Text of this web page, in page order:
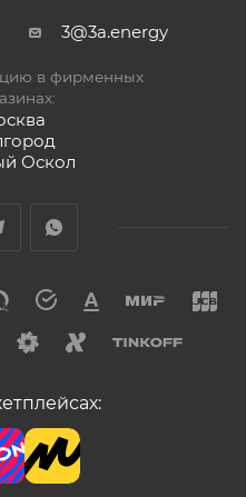
3@3a.energy
в фирменных
Оскол